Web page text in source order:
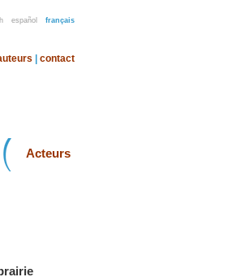
español français
contact
Acteurs